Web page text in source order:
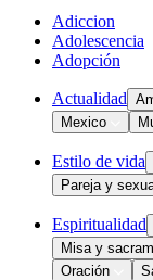
Adiccion
Adolescencia
Adopción
Actualidad
Mexico
Estilo de vida
Pareja y
Espiritualidad
Misa y
Oración